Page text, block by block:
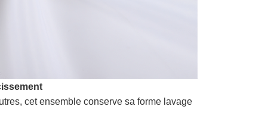
cet ensemble conserve sa forme lavage